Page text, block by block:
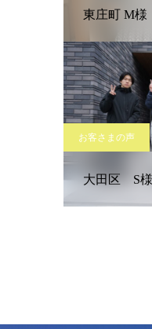
東庄町 M様
お客さまの声
大田区 S様